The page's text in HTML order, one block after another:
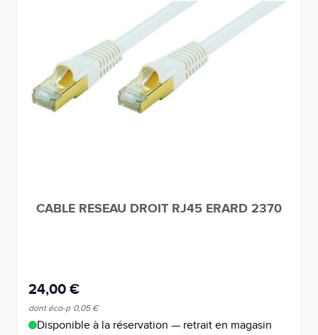
CABLE RESEAU DROIT RJ45 ERARD 2370
24,00 €
dont éco-p 0,05 €
Disponible à la réservation — retrait en magasin